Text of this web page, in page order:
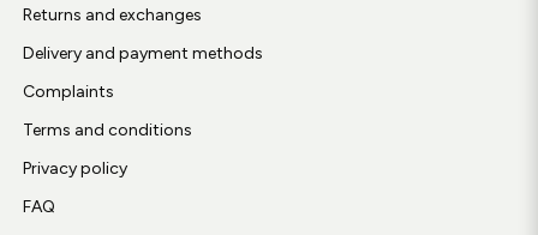
Returns and exchanges
Delivery and payment methods
Complaints
Terms and conditions
Privacy policy
FAQ